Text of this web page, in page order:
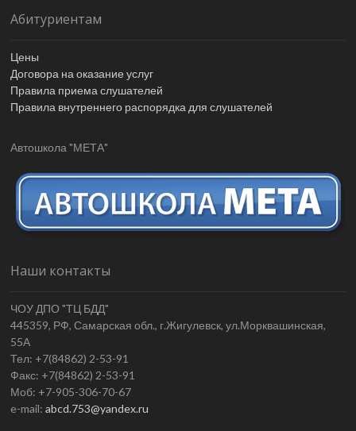
Абитуриентам
Цены
Договора на оказание услуг
Правила приема слушателей
Правила внутреннего распорядка для слушателей
Автошкола "МЕТА"
Наши контакты
ЧОУ ДПО "ТЦ БДД"
445359, РФ, Самарская обл., г.Жигулевск, ул.Морквашинская,
55А
Тел: +7(84862) 2-53-91
Факс: +7(84862) 2-53-91
Моб: +7-905-306-70-67
e-mail:abcd.753@yandex.ru